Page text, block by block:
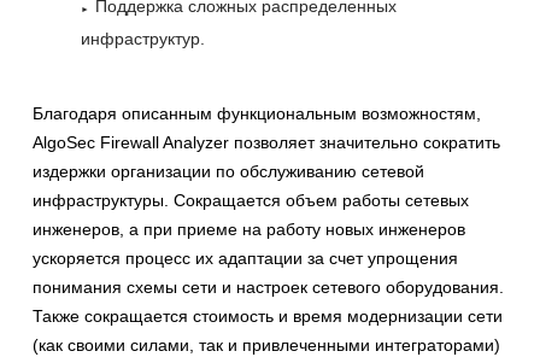
Поддержка сложных распределенных
инфраструктур.
Благодаря описанным функциональным возможностям,
AlgoSec Firewall Analyzer позволяет значительно сократить
издержки организации по обслуживанию сетевой
инфраструктуры. Сокращается объем работы сетевых
инженеров, а при приеме на работу новых инженеров
ускоряется процесс их адаптации за счет упрощения
понимания схемы сети и настроек сетевого оборудования.
Также сокращается стоимость и время модернизации сети
(как своими силами, так и привлеченными интеграторами)